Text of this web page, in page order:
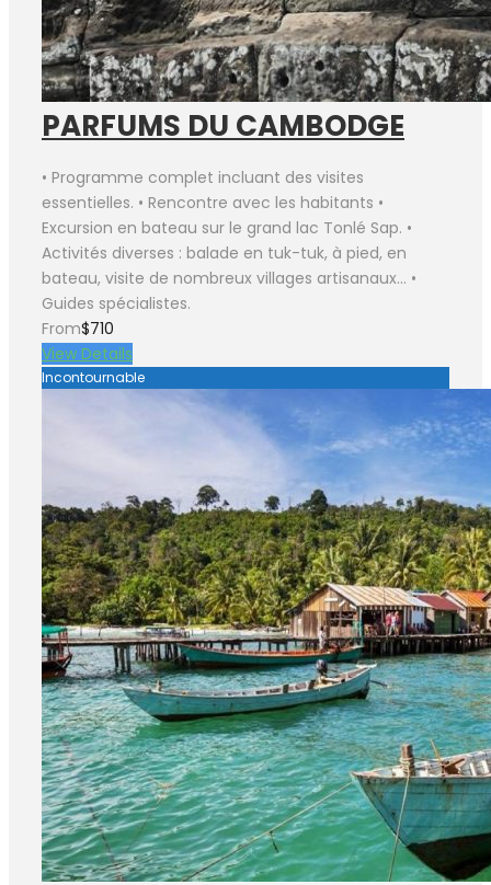
PARFUMS DU CAMBODGE
• Programme complet incluant des visites
essentielles. • Rencontre avec les habitants •
Excursion en bateau sur le grand lac Tonlé Sap. •
Activités diverses : balade en tuk-tuk, à pied, en
bateau, visite de nombreux villages artisanaux… •
Guides spécialistes.
From$710
View Details
Incontournable